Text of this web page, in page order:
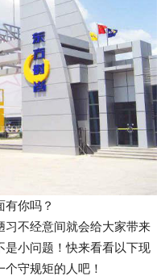
你吗？
习不经意间就会给大家带来
是小问题！快来看看以下现
守规矩的人吧！